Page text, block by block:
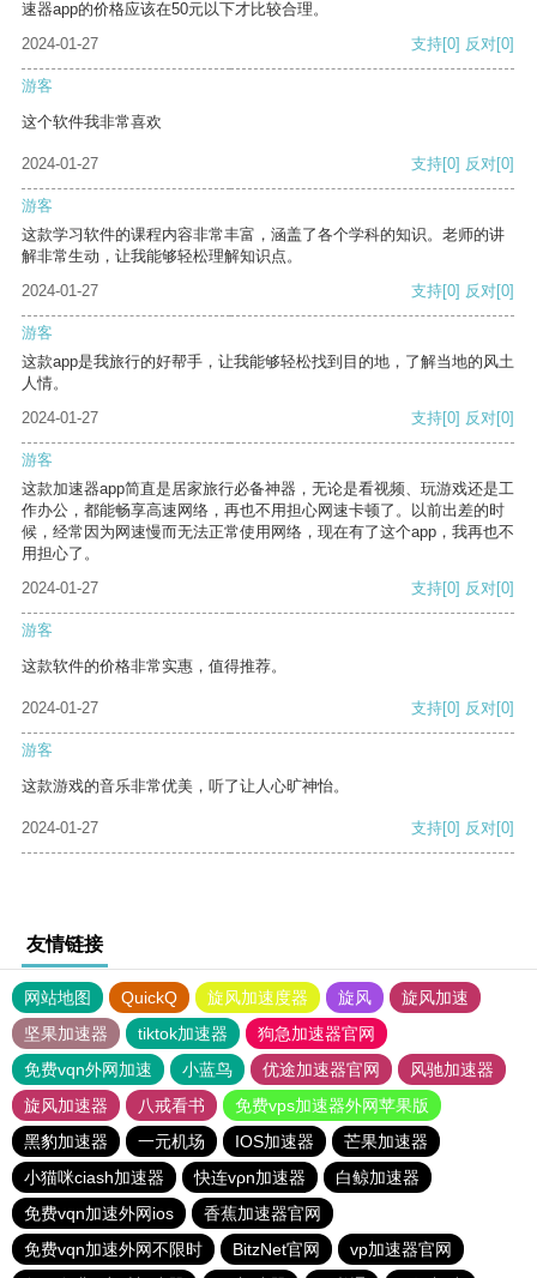
速器app的价格应该在50元以下才比较合理。
2024-01-27
支持[0] 反对[0]
游客
这个软件我非常喜欢
2024-01-27 支持[0] 反对[0]
游客
这款学习软件的课程内容非常丰富，涵盖了各个学科的知识。老师的讲
解非常生动，让我能够轻松理解知识点。
2024-01-27
支持[0] 反对[0]
游客
这款app是我旅行的好帮手，让我能够轻松找到目的地，了解当地的风土
人情。
2024-01-27
支持[0] 反对[0]
游客
这款加速器app简直是居家旅行必备神器，无论是看视频、玩游戏还是工
作办公，都能畅享高速网络，再也不用担心网速卡顿了。以前出差的时
候，经常因为网速慢而无法正常使用网络，现在有了这个app，我再也不
用担心了。
2024-01-27
支持[0] 反对[0]
游客
这款软件的价格非常实惠，值得推荐。
2024-01-27 支持[0] 反对[0]
游客
这款游戏的音乐非常优美，听了让人心旷神怡。
2024-01-27 支持[0] 反对[0]
友情链接
网站地图 QuickQ 旋风加速度器 旋风
旋风加速
坚果加速器
tiktok加速器
狗急加速器官网
免费vqn外网加速
小蓝鸟 优途加速器官网
风驰加速器
旋风加速器
八戒看书
免费vps加速器外网苹果版
黑豹加速器
一元机场 IOS加速器
芒果加速器
小猫咪ciash加速器
快连vρn加速器
白鲸加速器
免费vqn加速外网ios
香蕉加速器官网
免费vqn加速外网不限时
BitzNet官网
vp加速器官网